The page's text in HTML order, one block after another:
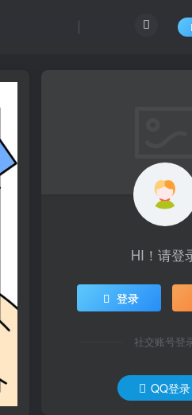
HI！请登
登录
社交账号登
QQ登录